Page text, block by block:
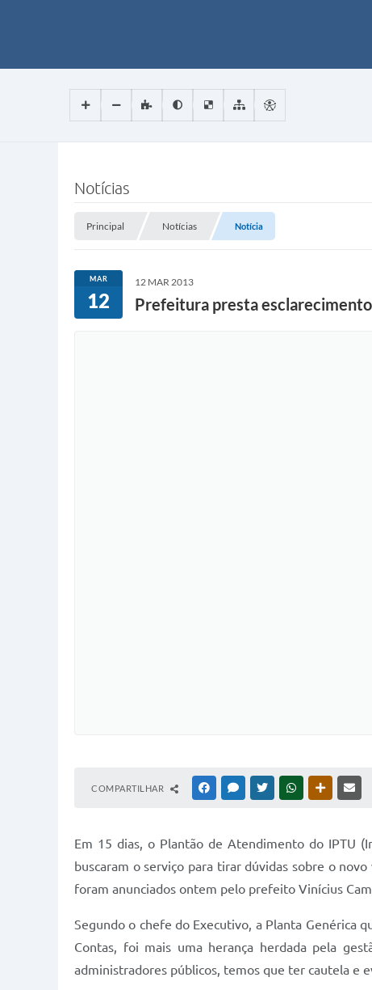
Notícias
Principal Notícias Notícia
MAR
12
12 MAR 2013
Prefeitura presta
COMPARTILHAR FACEBOOKMESSENGER
TWITTERWHATSAPPOUTRAS
Em 15 dias, o Plantão de Atendimento do IPTU
buscaram o serviço para tirar dúvidas sobre o
foram anunciados ontem pelo prefeito Vinícius
Segundo o chefe do Executivo, a Planta Genérica
Contas, foi mais uma herança herdada pela
administradores públicos, temos que ter cautela e